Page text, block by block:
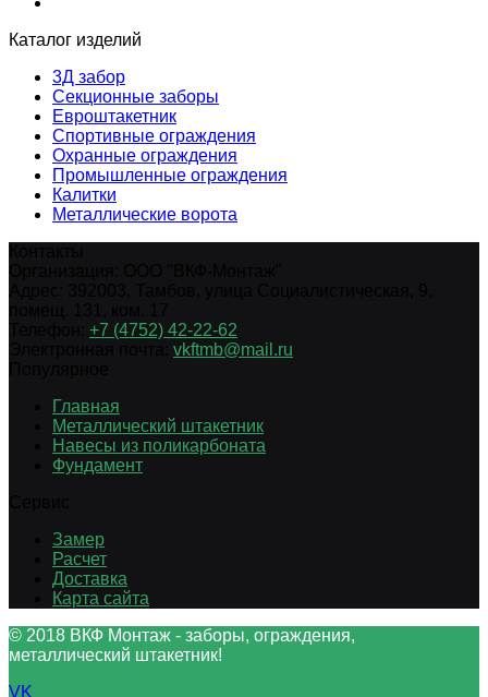
Каталог изделий
3Д забор
Секционные заборы
Евроштакетник
Спортивные ограждения
Охранные ограждения
Промышленные ограждения
Калитки
Металлические ворота
+7 (4752) 42-22-62
vkftmb@mail.ru
Главная
Металлический штакетник
Навесы из поликарбоната
Фундамент
Замер
Расчет
Доставка
Карта сайта
© 2018 ВКФ Монтаж - заборы, ограждения,
металлический штакетник!
VK